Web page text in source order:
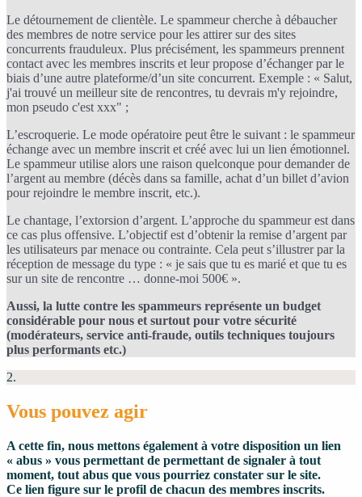
Le détournement de clientèle. Le spammeur cherche à débaucher
des membres de notre service pour les attirer sur des sites
concurrents frauduleux. Plus précisément, les spammeurs prennent
contact avec les membres inscrits et leur propose d’échanger par le
biais d’une autre plateforme/d’un site concurrent. Exemple : « Salut,
j'ai trouvé un meilleur site de rencontres, tu devrais m'y rejoindre,
mon pseudo c'est xxx" ;
L’escroquerie. Le mode opératoire peut être le suivant : le spammeur
échange avec un membre inscrit et créé avec lui un lien émotionnel.
Le spammeur utilise alors une raison quelconque pour demander de
l’argent au membre (décès dans sa famille, achat d’un billet d’avion
pour rejoindre le membre inscrit, etc.).
Le chantage, l’extorsion d’argent. L’approche du spammeur est dans
ce cas plus offensive. L’objectif est d’obtenir la remise d’argent par
les utilisateurs par menace ou contrainte. Cela peut s’illustrer par la
réception de message du type : « je sais que tu es marié et que tu es
sur un site de rencontre … donne-moi 500€ ».
Aussi, la lutte contre les spammeurs représente un budget
considérable pour nous et surtout pour votre sécurité
(modérateurs, service anti-fraude, outils techniques toujours
plus performants etc.)
2.
Vous pouvez agir
A cette fin, nous mettons également à votre disposition un lien
« abus » vous permettant de permettant de signaler à tout
moment, tout abus que vous pourriez constater sur le site.
Ce lien figure sur le profil de chacun des membres inscrits.